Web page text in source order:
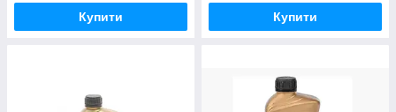
Купити Купити